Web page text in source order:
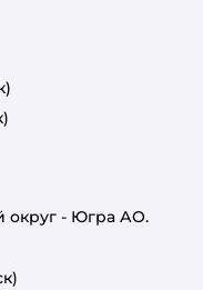
округ - Югра АО.